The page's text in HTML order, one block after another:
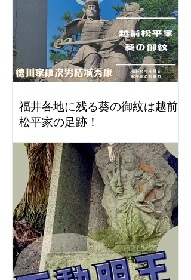
福井各地に残る葵の御紋は越前
松平家の足跡！